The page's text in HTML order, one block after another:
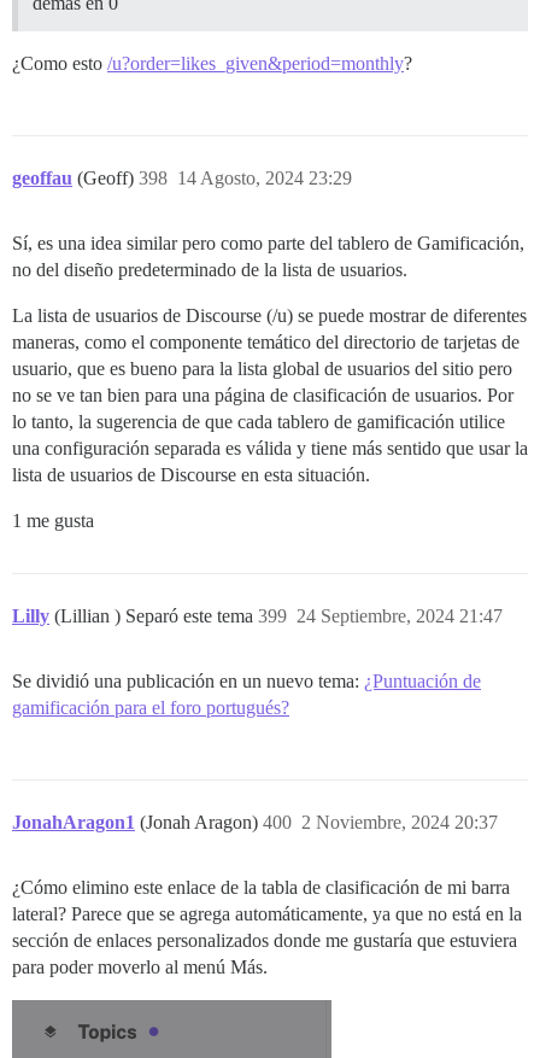
¿Como esto /u?order=likes_given&period=monthly?
geoffau (Geoff) 14 Agosto, 2024 23:29
398
Sí, es una idea similar pero como parte del tablero de Gamificación,
no del diseño predeterminado de la lista de usuarios.
La lista de usuarios de Discourse (/u) se puede mostrar de diferentes
maneras, como el componente temático del directorio de tarjetas de
usuario, que es bueno para la lista global de usuarios del sitio pero
no se ve tan bien para una página de clasificación de usuarios. Por
lo tanto, la sugerencia de que cada tablero de gamificación utilice
una configuración separada es válida y tiene más sentido que usar la
lista de usuarios de Discourse en esta situación.
1 me gusta
Lilly (Lillian ) Separó este tema 24 Septiembre, 2024 21:47
399
Se dividió una publicación en un nuevo tema: ¿Puntuación de
gamificación para el foro portugués?
JonahAragon1 (Jonah Aragon) 2 Noviembre, 2024 20:37
400
¿Cómo elimino este enlace de la tabla de clasificación de mi barra
lateral? Parece que se agrega automáticamente, ya que no está en la
sección de enlaces personalizados donde me gustaría que estuviera
para poder moverlo al menú Más.